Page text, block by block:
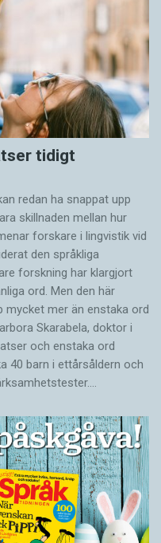
tidigt
redan ha snappat upp
skillnaden mellan hur
forskare i lingvistik vid
den språkliga
forskning har klargjort
ord. Men den här
mycket mer än enstaka ord
Skarabela, doktor i
och enstaka ord
40 barn i ettårsåldern och